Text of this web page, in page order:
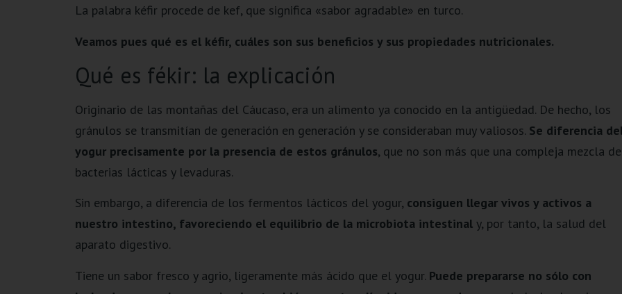
La palabra kéfir procede de kef, que significa «sabor agradable» en turco.
Veamos pues qué es el kéfir, cuáles son sus beneficios y sus propiedades nutricionales.
Qué es fékir: la explicación
Originario de las montañas del Cáucaso, era un alimento ya conocido en la antigüedad. De hecho, los
gránulos se transmitían de generación en generación y se consideraban muy valiosos. Se diferencia
yogur precisamente por la presencia de estos gránulos, que no son más que una compleja mezcla de
bacterias lácticas y levaduras.
Sin embargo, a diferencia de los fermentos lácticos del yogur, consiguen llegar vivos y activos a
nuestro intestino, favoreciendo el equilibrio de la microbiota intestinaly, por tanto, la salud del
aparato digestivo.
Tiene un sabor fresco y agrio, ligeramente más ácido que el yogur. Puede prepararse no sólo con